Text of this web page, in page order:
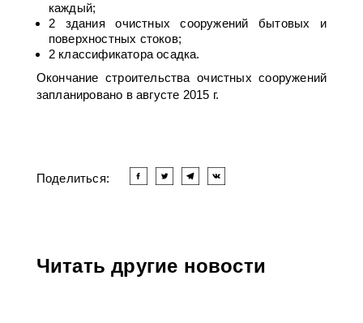
каждый;
2 здания очистных сооружений бытовых и
поверхностных стоков;
2 классификатора осадка.
Окончание строительства очистных сооружений
запланировано в августе 2015 г.
Поделиться:
Читать другие новости